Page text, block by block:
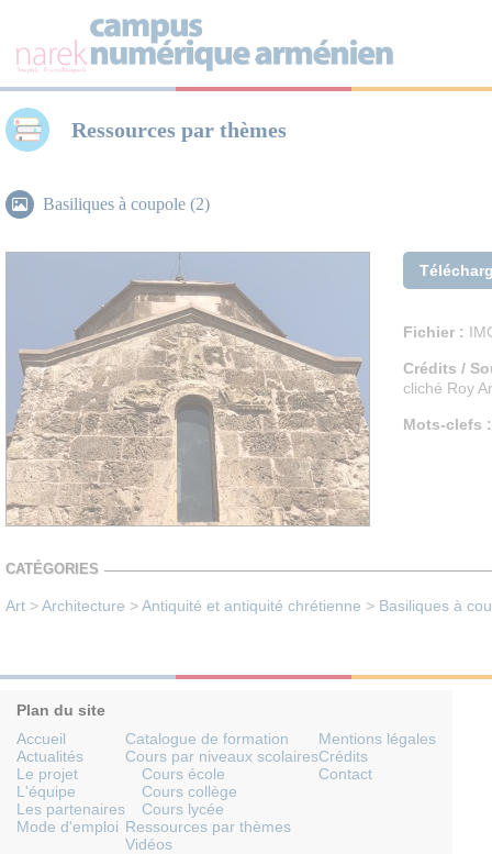
Ressources par thèmes
Basiliques à coupole (2)
Fichier :
Crédits /
cliché Roy
Mots-clefs :
CATÉGORIES
Art >Architecture >Antiquité et antiquité chrétienne > Basiliques à
Plan du site
Accueil
Actualités
Le projet
L'équipe
Les partenaires
Mode d'emploi
Catalogue de formation
Cours par niveaux scolaires
Cours école
Cours collège
Cours lycée
Ressources par thèmes
Vidéos
Mentions légales
Crédits
Contact